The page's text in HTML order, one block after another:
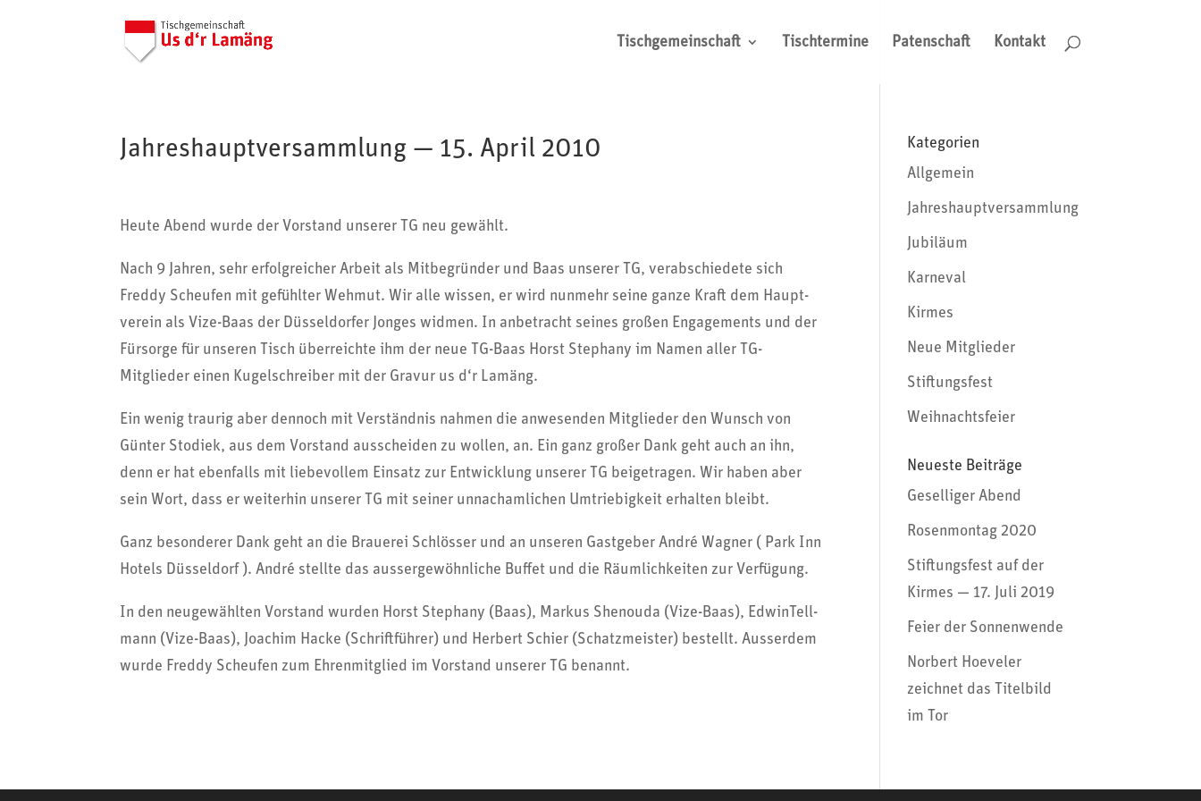
Tischgemeinschaft Tischtermine Patenschaft Kontakt
Jahreshauptversammlung — 15. April 2010
Heute Abend wurde der Vorstand unserer TG neu gewählt.
Nach 9 Jahren, sehr erfolg­rei­cher Arbeit als Mitbe­gründer und Baas unserer TG, verab­schie­dete sich
Freddy Sche­ufen mit gefühlter Wehmut. Wir alle wissen, er wird nunmehr seine ganze Kraft dem Haupt­
verein als Vize-Baas der Düssel­dorfer Jonges widmen. In anbe­tracht seines großen Enga­ge­ments und der
Fürsorge für unseren Tisch über­reichte ihm der neue TG-Baas Horst Stephany im Namen aller TG-
Mitglieder einen Kugel­schreiber mit der Gravur us d‘r Lamäng.
Ein wenig traurig aber dennoch mit Verständnis nahmen die anwe­senden Mitglieder den Wunsch von
Günter Stodiek, aus dem Vorstand ausscheiden zu wollen, an. Ein ganz großer Dank geht auch an ihn,
denn er hat eben­falls mit liebe­vollem Einsatz zur Entwick­lung unserer TG beigetragen. Wir haben aber
sein Wort, dass er weiterhin unserer TG mit seiner unnacham­li­chen Umtrie­big­keit erhalten bleibt.
Ganz beson­derer Dank geht an die Brauerei Schlösser und an unseren Gast­geber André Wagner ( Park Inn
Hotels Düssel­dorf ). André stellte das ausser­ge­wöhn­liche Buffet und die Räum­lich­keiten zur Verfügung.
In den neuge­wählten Vorstand wurden Horst Stephany (Baas), Markus Shenouda (Vize-Baas), Edwin­Tell­
mann (Vize-Baas), Joachim Hacke (Schrift­führer) und Herbert Schier (Schatz­meister) bestellt. Ausserdem
wurde Freddy Sche­ufen zum Ehren­mit­glied im Vorstand unserer TG benannt.
Kategorien
Allgemein
Jahreshauptversammlung
Jubiläum
Karneval
Kirmes
Neue Mitglieder
Stiftungsfest
Weihnachtsfeier
Neueste Beiträge
Geselliger Abend
Rosenmontag 2020
Stiftungsfest auf der
Kirmes — 17. Juli 2019
Feier der Sonnenwende
Norbert Hoeveler
zeichnet das Titelbild
im Tor